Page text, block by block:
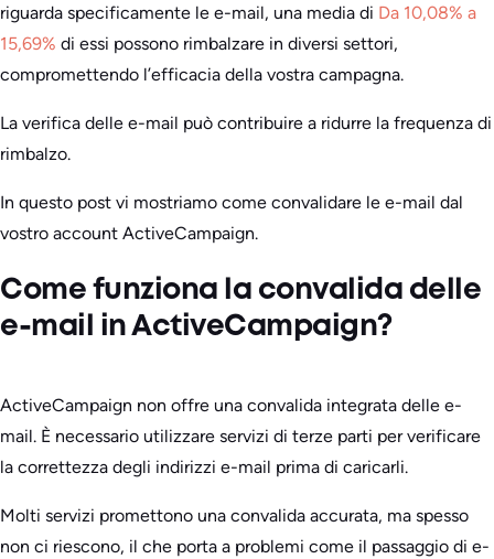
riguarda specificamente le e-mail, una media di Da 10,08% a
15,69% di essi possono rimbalzare in diversi settori,
compromettendo l’efficacia della vostra campagna.
La verifica delle e-mail può contribuire a ridurre la frequenza di
rimbalzo.
In questo post vi mostriamo come convalidare le e-mail dal
vostro account ActiveCampaign.
Come funziona la convalida delle
e-mail in ActiveCampaign?
ActiveCampaign non offre una convalida integrata delle e-
mail. È necessario utilizzare servizi di terze parti per verificare
la correttezza degli indirizzi e-mail prima di caricarli.
Molti servizi promettono una convalida accurata, ma spesso
non ci riescono, il che porta a problemi come il passaggio di e-